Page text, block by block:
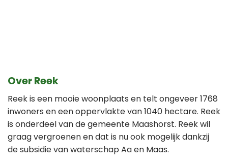
Over Reek
Reek is een mooie woonplaats en telt ongeveer 1768
inwoners en een oppervlakte van 1040 hectare. Reek
is onderdeel van de gemeente Maashorst. Reek wil
graag vergroenen en dat is nu ook mogelijk dankzij
de subsidie van waterschap Aa en Maas.